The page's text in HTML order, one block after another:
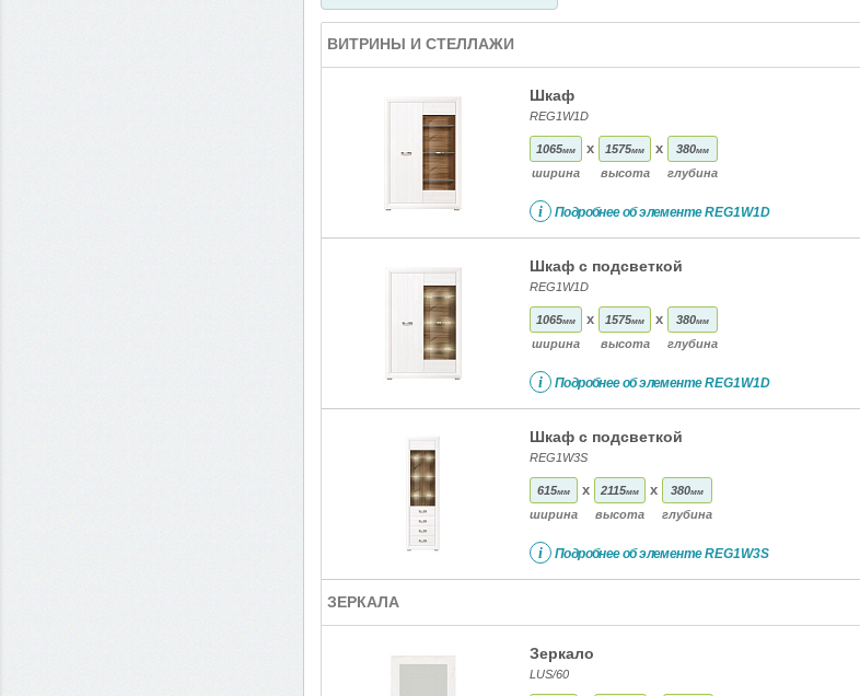
ВИТРИНЫ И СТЕЛЛАЖИ
Шкаф
REG1W1D
1065мм
ширина
x 1575мм
высота
x 380мм
глубина
i Подробнее об элементеREG1W1D
Шкаф с подсветкой
REG1W1D
1065мм
ширина
x 1575мм
высота
x 380мм
глубина
i Подробнее об элементеREG1W1D
Шкаф с подсветкой
REG1W3S
615мм
ширина
x 2115мм
высота
x 380мм
глубина
i Подробнее об элементеREG1W3S
ЗЕРКАЛА
Зеркало
LUS/60